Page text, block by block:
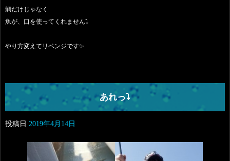
鯛だけじゃなく
魚が、口を使ってくれません⤵️
やり方変えてリベンジです✨
あれっ⤵️
投稿日 2019年4月14日